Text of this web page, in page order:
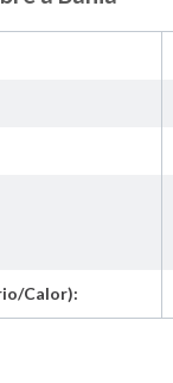
Calor):